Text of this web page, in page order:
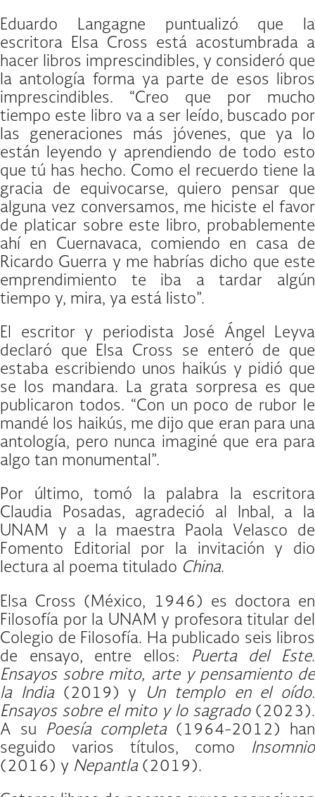
Eduardo Langagne puntualizó que la
escritora Elsa Cross está acostumbrada a
hacer libros imprescindibles, y consideró que
la antología forma ya parte de esos libros
imprescindibles. “Creo que por mucho
tiempo este libro va a ser leído, buscado por
las generaciones más jóvenes, que ya lo
están leyendo y aprendiendo de todo esto
que tú has hecho. Como el recuerdo tiene la
gracia de equivocarse, quiero pensar que
alguna vez conversamos, me hiciste el favor
de platicar sobre este libro, probablemente
ahí en Cuernavaca, comiendo en casa de
Ricardo Guerra y me habrías dicho que este
emprendimiento te iba a tardar algún
tiempo y, mira, ya está listo”.
El escritor y periodista José Ángel Leyva
declaró que Elsa Cross se enteró de que
estaba escribiendo unos haikús y pidió que
se los mandara. La grata sorpresa es que
publicaron todos. “Con un poco de rubor le
mandé los haikús, me dijo que eran para una
antología, pero nunca imaginé que era para
algo tan monumental”.
Por último, tomó la palabra la escritora
Claudia Posadas, agradeció al Inbal, a la
UNAM y a la maestra Paola Velasco de
Fomento Editorial por la invitación y dio
lectura al poema titulado China.
Elsa Cross (México, 1946) es doctora en
Filosofía por la UNAM y profesora titular del
Colegio de Filosofía. Ha publicado seis libros
de ensayo, entre ellos:
Puerta del Este.
Ensayos sobre mito, arte y pensamiento de
la India (2019) y
Un templo en el oído.
Ensayos sobre el mito y lo sagrado(2023).
A su
Poesía completa (1964-2012) han
seguido varios títulos, como Insomnio
(2016) y Nepantla (2019).